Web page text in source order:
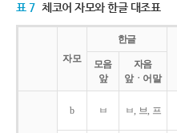
표 7 체코어 자모와 한글 대조표
자모
한글
모음
앞
자음
앞ㆍ어말
b ㅂ ㅂ, 브, 프